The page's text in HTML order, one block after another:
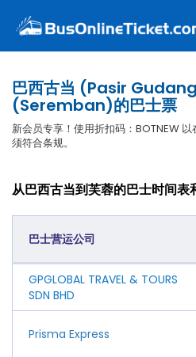
巴西古当 (Pasir
(Seremban)的巴士票
新会员专享！使用折扣码：BOTNEW
须符合条规。
从巴西古当到芙蓉的巴士时间表
巴士营运公司
GPGLOBAL TRAVEL & TOURS
SDN BHD
Prisma Express